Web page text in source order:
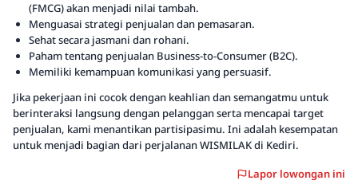
(FMCG) akan menjadi nilai tambah.
Menguasai strategi penjualan dan pemasaran.
Sehat secara jasmani dan rohani.
Paham tentang penjualan Business-to-Consumer (B2C).
Memiliki kemampuan komunikasi yang persuasif.
Jika pekerjaan ini cocok dengan keahlian dan semangatmu untuk
berinteraksi langsung dengan pelanggan serta mencapai target
penjualan, kami menantikan partisipasimu. Ini adalah kesempatan
untuk menjadi bagian dari perjalanan WISMILAK di Kediri.
Lapor lowongan ini